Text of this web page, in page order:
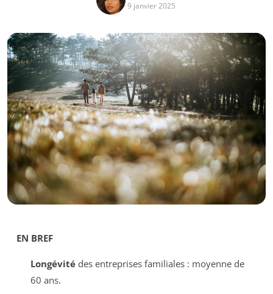
9 janvier 2025
EN BREF
Longévitédes entreprises familiales : moyenne de
60 ans.